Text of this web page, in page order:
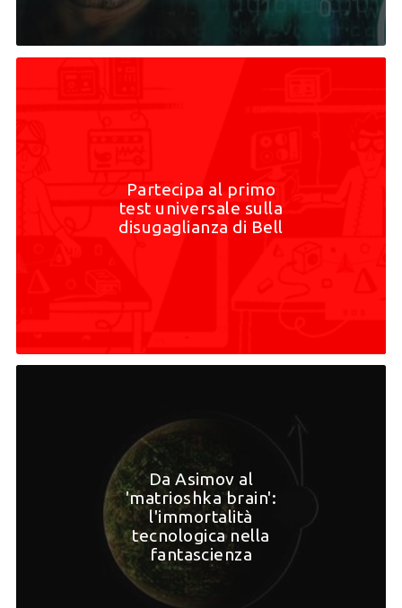
Partecipa al primo
test universale sulla
disugaglianza di Bell
Da Asimov al
'matrioshka brain':
l'immortalità
tecnologica nella
fantascienza